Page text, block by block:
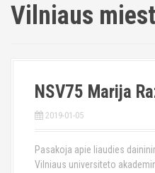
Vilniaus
NSV75 Marija
2019-01-05
Pasakoja apie liaudies
Vilniaus universiteto